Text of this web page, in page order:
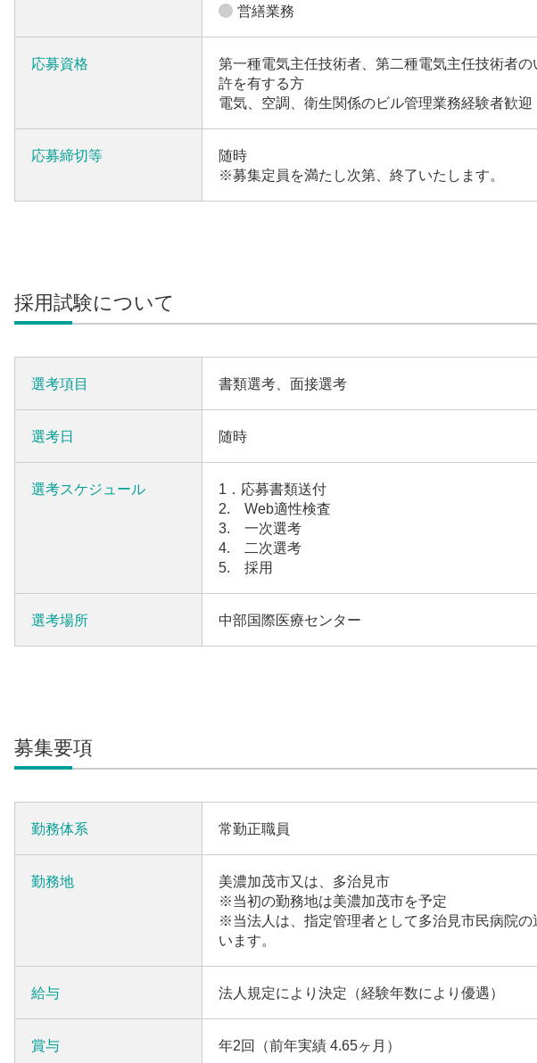
営繕業務
応募資格
第一種電気主任技術者、第二種電気主任技術者の
許を有する方
電気、空調、衛生関係のビル管理業務経験者歓迎
応募締切等
随時
※募集定員を満たし次第、終了いたします。
採用試験について
選考項目 書類選考、面接選考
選考日 随時
選考スケジュール
1．応募書類送付
2. Web適性検査
3. 一次選考
4. 二次選考
5. 採用
選考場所 中部国際医療センター
募集要項
勤務体系 常勤正職員
勤務地
美濃加茂市又は、多治見市
※当初の勤務地は美濃加茂市を予定
※当法人は、指定管理者として多治見市民病院の
います。
給与 法人規定により決定（経験年数により優遇）
賞与 年2回（前年実績 4.65ヶ月）